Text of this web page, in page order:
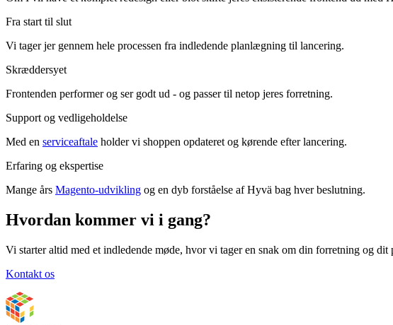
Fra start til slut
Vi tager jer gennem hele processen fra indledende planlægning til lancering.
Skræddersyet
Frontenden performer og ser godt ud - og passer til netop jeres forretning.
Support og vedligeholdelse
Med en serviceaftale holder vi shoppen opdateret og kørende efter lancering.
Erfaring og ekspertise
Mange års Magento-udvikling og en dyb forståelse af Hyvä bag hver beslutning.
Hvordan kommer vi i gang?
Vi starter altid med et indledende møde, hvor vi tager en snak om din forretning og
Kontakt os